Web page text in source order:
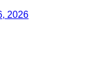
2026